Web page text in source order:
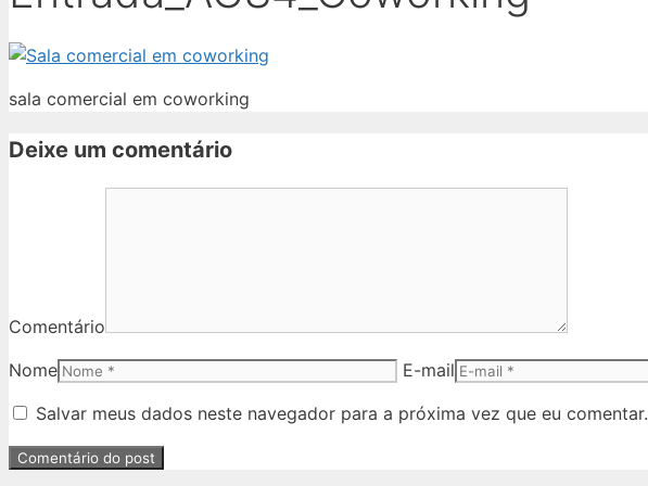
sala comercial em coworking
Deixe um comentário
Comentário
Nome
E-mail
Salvar meus dados neste navegador para a próxima vez que eu comentar.